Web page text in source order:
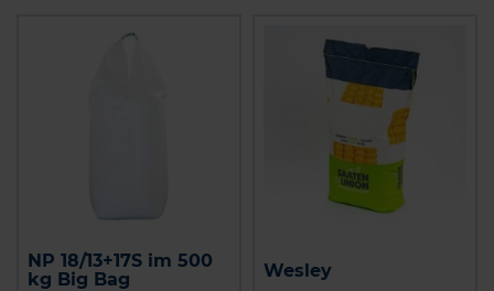
NP 18/13+17S im 500
kg Big Bag
Wesley